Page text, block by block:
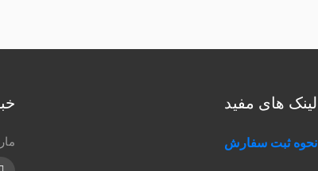
لینک های مفید
نحوه ثبت سفارش